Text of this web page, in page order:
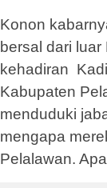
Konon
bersal dari
kehadiran
Kabupaten
menduduki
mengapa
Pelalawan.